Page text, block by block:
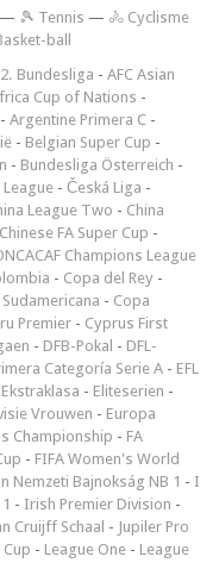
— 🎾 Tennis — 🚴 Cyclisme
ball
2. Bundesliga - AFC Asian
Cup of Nations -
- Argentine Primera C -
- Belgian Super Cup -
- Bundesliga Österreich -
League - Česká Liga -
League Two - China
Chinese FA Super Cup -
Champions League
- Copa del Rey -
- Copa
Premier - Cyprus First
- DFB-Pokal - DFL-
Categoría Serie A - EFL
Ekstraklasa - Eliteserien -
Vrouwen - Europa
Championship - FA
- FIFA Women's World
Nemzeti Bajnokság NB 1 - I
- Irish Premier Division -
Cruijff Schaal - Jupiler Pro
Cup - League One - League